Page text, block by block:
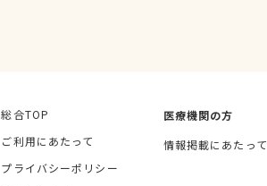
総合TOP
ご利用にあたって
プライバシーポリシー
医療機関の方
情報掲載にあたって